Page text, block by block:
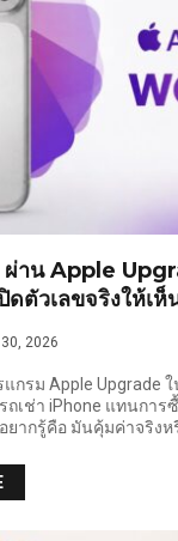
ผ่าน Apple
ดตัวเลขจริงให้เ
2026
กรม Apple Upgrade
ถเช่า iPhone แทนการ
ากรู้คือ มันคุ้มค่าจริงห